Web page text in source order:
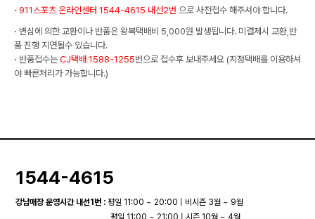
· 911스포츠 온라인센터 1544-4615 내선2번 으로 사전접수 해주셔야 합니다.
· 변심에 의한 교환이나 반품은 왕복택배비 5,000원 발생됩니다. 미결제시 교환,반
품 진행 지연될수 있습니다.
· 반품접수는 CJ택배 1588-1255번으로 접수후 보내주세요 (지정택배를 이용하셔
야 빠른처리가 가능합니다.)
1544-4615
강남매장 운영시간 내선1번 : 평일 11:00 ~ 20:00 | 비시즌 3월 ~ 9월